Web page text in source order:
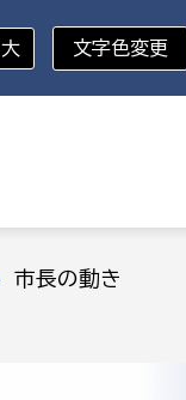
防災・
大 文字色変更
市長の動き